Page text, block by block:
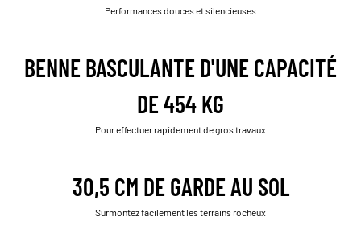
Performances douces et silencieuses
BENNE BASCULANTE D'UNE CAPACITÉ
DE 454 KG
Pour effectuer rapidement de gros travaux
30,5 CM DE GARDE AU SOL
Surmontez facilement les terrains rocheux